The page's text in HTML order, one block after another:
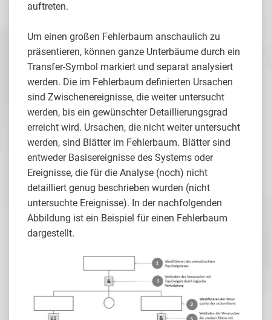
auftreten.
Um einen großen Fehlerbaum anschaulich zu
präsentieren, können ganze Unterbäume durch ein
Transfer-Symbol markiert und separat analysiert
werden. Die im Fehlerbaum definierten Ursachen
sind Zwischenereignisse, die weiter untersucht
werden, bis ein gewünschter Detaillierungsgrad
erreicht wird. Ursachen, die nicht weiter untersucht
werden, sind Blätter im Fehlerbaum. Blätter sind
entweder Basisereignisse des Systems oder
Ereignisse, die für die Analyse (noch) nicht
detailliert genug beschrieben wurden (nicht
untersuchte Ereignisse). In der nachfolgenden
Abbildung ist ein Beispiel für einen Fehlerbaum
dargestellt.